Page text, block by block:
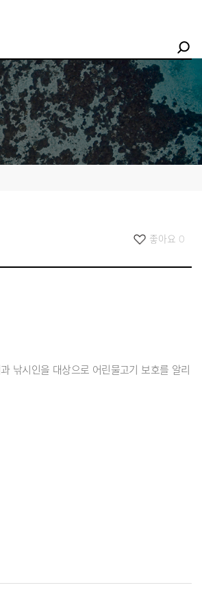
좋아요 0
낚시인을 대상으로 어린물고기 보호를 알리